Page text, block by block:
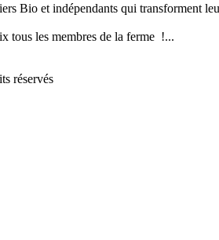
Bio et indépendants qui transforment
tous les membres de la ferme !...
réservés